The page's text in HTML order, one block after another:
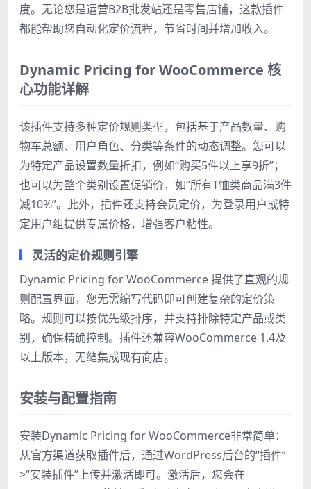
度。无论您是运营B2B批发站还是零售店铺，这款插件
都能帮助您自动化定价流程，节省时间并增加收入。
Dynamic Pricing for WooCommerce 核
心功能详解
该插件支持多种定价规则类型，包括基于产品数量、购
物车总额、用户角色、分类等条件的动态调整。您可以
为特定产品设置数量折扣，例如“购买5件以上享9折”；
也可以为整个类别设置促销价，如“所有T恤类商品满3件
减10%”。此外，插件还支持会员定价，为登录用户或特
定用户组提供专属价格，增强客户粘性。
灵活的定价规则引擎
Dynamic Pricing for WooCommerce 提供了直观的规
则配置界面，您无需编写代码即可创建复杂的定价策
略。规则可以按优先级排序，并支持排除特定产品或类
别，确保精确控制。插件还兼容WooCommerce 1.4及
以上版本，无缝集成现有商店。
安装与配置指南
安装Dynamic Pricing for WooCommerce非常简单：
从官方渠道获取插件后，通过WordPress后台的“插件”
>“安装插件”上传并激活即可。激活后，您会在